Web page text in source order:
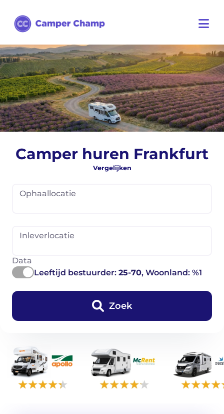
Camper huren Frankfurt
Vergelijken
Ophaallocatie
Inleverlocatie
Data
Leeftijd bestuurder: 25-70, Woonland: %1
Zoek